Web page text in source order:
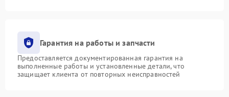
Гарантия на работы и запчасти
Предоставляется документированная гарантия на
выполненные работы и установленные детали, что
защищает клиента от повторных неисправностей